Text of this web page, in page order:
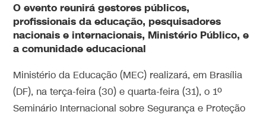
O evento reunirá gestores públicos,
profissionais da educação, pesquisadores
nacionais e internacionais, Ministério Público, e
a comunidade educacional
Ministério da Educação (MEC) realizará, em Brasília
(DF), na terça-feira (30) e quarta-feira (31), o 1º
Seminário Internacional sobre Segurança e Proteção